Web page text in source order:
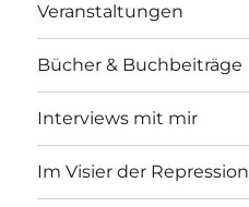
Veranstaltungen
Bücher & Buchbeiträge
Interviews mit mir
Im Visier der Repression